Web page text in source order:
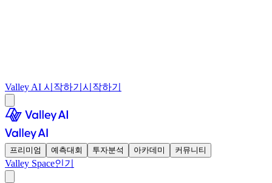
Valley AI 시작하기 시작하기
프리미엄 예측대회 투자분석 아카데미 커뮤니티
Valley Space인기